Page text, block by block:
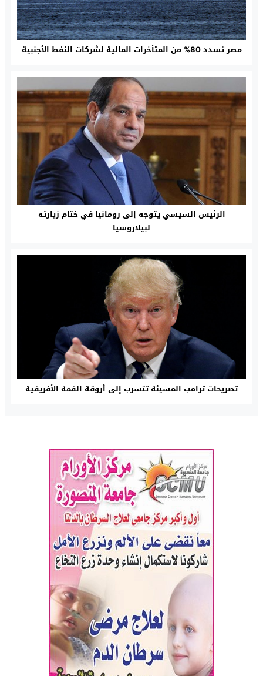
مصر تسدد 80% من المتأخرات المالية لشركات النفط الأجنبية
الرئيس السيسي يتوجه إلى رومانيا في ختام زيارته
لبيلاروسيا
تصريحات ترامب المسيئة تتسرب إلى أروقة القمة الأفريقية